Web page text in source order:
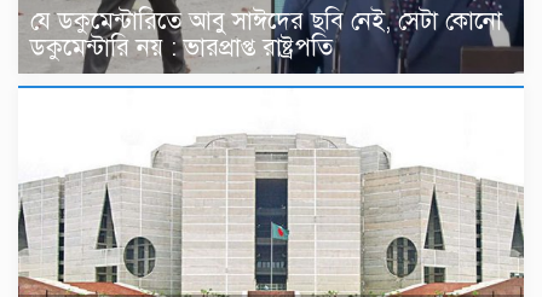
যে ডকুমেন্টারিতে আবু সাঈদের ছবি নেই, সেটা কোনো
ডকুমেন্টারি নয় : ভারপ্রাপ্ত রাষ্ট্রপতি